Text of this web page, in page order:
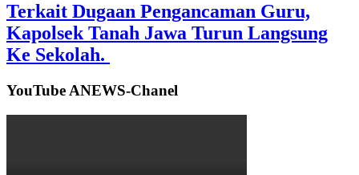
Terkait Dugaan Pengancaman Guru,
Kapolsek Tanah Jawa Turun Langsung
Ke Sekolah.
YouTube ANEWS-Chanel